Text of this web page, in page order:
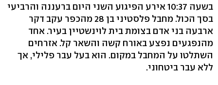
בשעה 10:37 אירע הפיגוע השני היום ברעננה והרביעי
בסך הכול. מחבל פלסטיני בן 28 מהכפר עקב דקר
ארבעה בני אדם בצומת בית לוינשטיין בעיר. אחד
מהנפגעים נפצע באורח קשה והשאר קל. אזרחים
השתלטו על המחבל במקום. הוא בעל עבר פלילי, אך
ללא עבר ביטחוני.